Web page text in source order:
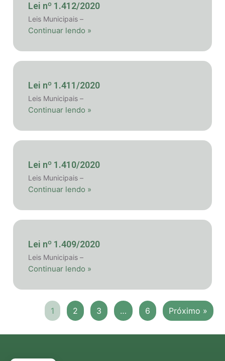
Lei nº 1.412/2020
Leis Municipais –
Continuar lendo »
Lei nº 1.411/2020
Leis Municipais –
Continuar lendo »
Lei nº 1.410/2020
Leis Municipais –
Continuar lendo »
Lei nº 1.409/2020
Leis Municipais –
Continuar lendo »
1 2 3 … 6 Próximo »